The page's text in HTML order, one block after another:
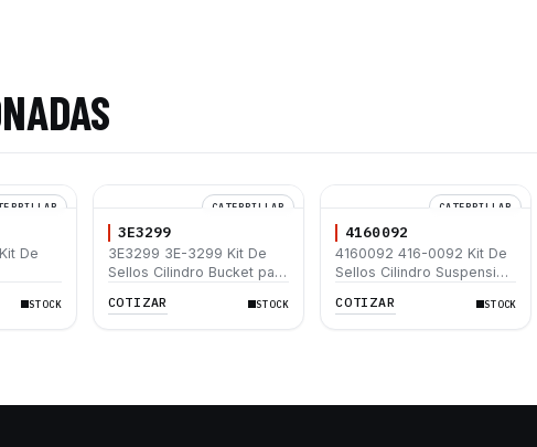
De
428STOCK
CATERPILLAR
3E3299
3E3299 3E-3299 Kit De
Sellos Cilindro Bucket para
428B 428C 438C
COTIZAR STOCK
CATERPILLAR
4160092
4160092 416-0092 Kit De
Sellos Cilindro Suspension
740
COTIZAR STOCK